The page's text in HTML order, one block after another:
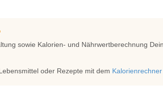
sowie Kalorien- und Nährwertberechnung
oder Rezepte mit dem Kalorienrechner